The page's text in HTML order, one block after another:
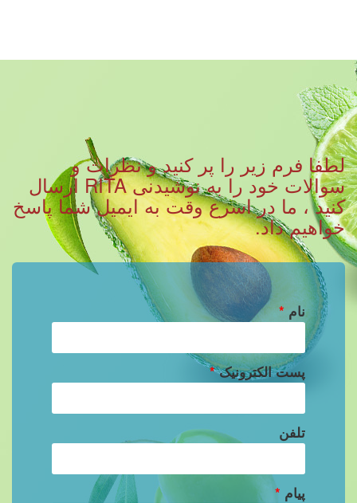
لطفا فرم زیر را پر کنید و نظرات و
سوالات خود را به نوشیدنی RITA ارسال
کنید ، ما در اسرع وقت به ایمیل شما پاسخ
خواهیم داد.
نام *
پست الکترونیک*
تلفن
پیام *